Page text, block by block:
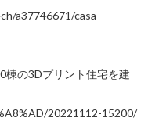
a37746671/casa-
棟の3Dプリント住宅を建
20221112-15200/